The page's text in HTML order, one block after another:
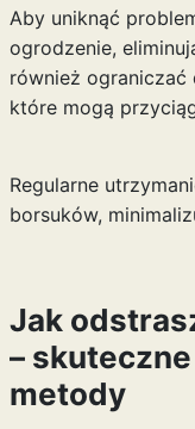
Aby uniknąć
ogrodzenie,
również
które mogą
Regularne
borsuków,
Jak
–
metody